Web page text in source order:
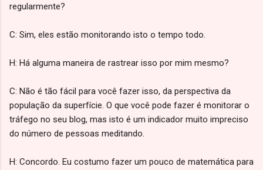
regularmente?
C: Sim, eles estão monitorando isto o tempo todo.
H: Há alguma maneira de rastrear isso por mim mesmo?
C: Não é tão fácil para você fazer isso, da perspectiva da
população da superfície. O que você pode fazer é monitorar o
tráfego no seu blog, mas isto é um indicador muito impreciso
do número de pessoas meditando.
H: Concordo. Eu costumo fazer um pouco de matemática para